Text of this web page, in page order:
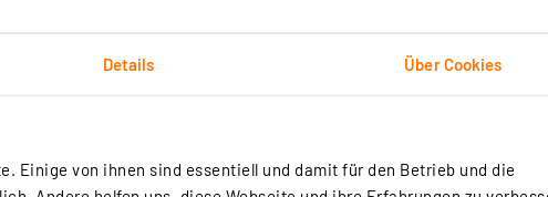
Details Über Cookies
Einige von ihnen sind essentiell und damit für den Betrieb und die
mobile Wetterdatenansicht am Smartphone (iOS & Android)
(3 Einhängeösen) geeignet
Stunden / Backup-Batterielaufzeit bis zu 1 Jahr
5,5 V, 2 F); 2x Mignon/AA-Batterie als Backup-